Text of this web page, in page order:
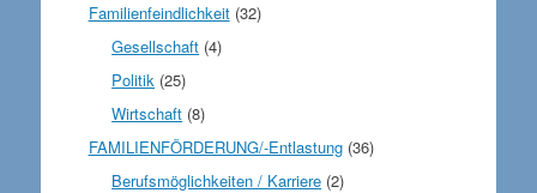
Familienfeindlichkeit(32)
Gesellschaft (4)
Politik (25)
Wirtschaft (8)
FAMILIENFÖRDERUNG/-Entlastung(36)
Berufsmöglichkeiten / Karriere (2)